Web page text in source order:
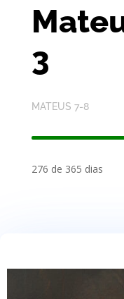
3
MATEUS 7-8
276 de 365 dias